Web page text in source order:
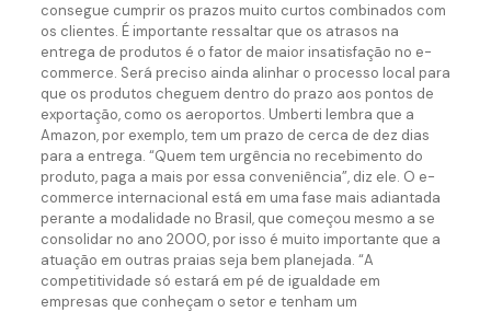
consegue cumprir os prazos muito curtos combinados com
os clientes. É importante ressaltar que os atrasos na
entrega de produtos é o fator de maior insatisfação no e-
commerce. Será preciso ainda alinhar o processo local para
que os produtos cheguem dentro do prazo aos pontos de
exportação, como os aeroportos. Umberti lembra que a
Amazon, por exemplo, tem um prazo de cerca de dez dias
para a entrega. “Quem tem urgência no recebimento do
produto, paga a mais por essa conveniência”, diz ele. O e-
commerce internacional está em uma fase mais adiantada
perante a modalidade no Brasil, que começou mesmo a se
consolidar no ano 2000, por isso é muito importante que a
atuação em outras praias seja bem planejada. “A
competitividade só estará em pé de igualdade em
empresas que conheçam o setor e tenham um